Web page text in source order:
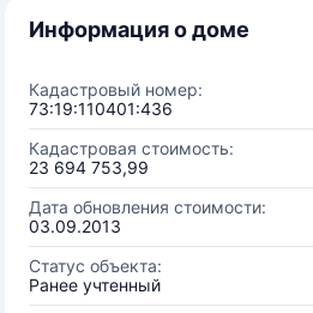
Информация о доме
Кадастровый номер:
73:19:110401:436
Кадастровая стоимость:
23 694 753,99
Дата обновления стоимости:
03.09.2013
Статус объекта:
Ранее учтенный